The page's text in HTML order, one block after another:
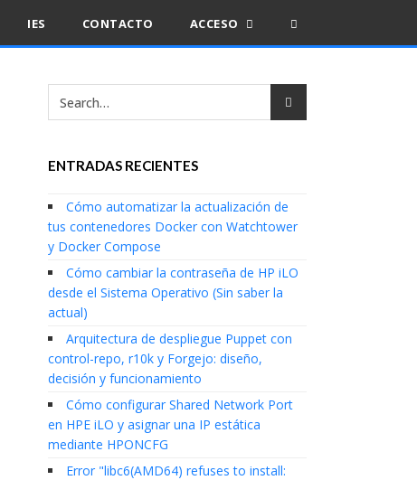
IES CONTACTO ACCESO
ENTRADAS RECIENTES
Cómo automatizar la actualización de
tus contenedores Docker con Watchtower
y Docker Compose
Cómo cambiar la contraseña de HP iLO
desde el Sistema Operativo (Sin saber la
actual)
Arquitectura de despliegue Puppet con
control-repo, r10k y Forgejo: diseño,
decisión y funcionamiento
Cómo configurar Shared Network Port
en HPE iLO y asignar una IP estática
mediante HPONCFG
Error "libc6(AMD64) refuses to install: